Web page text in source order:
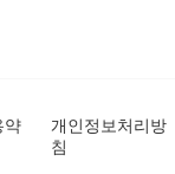
약
개인정보처리방
침